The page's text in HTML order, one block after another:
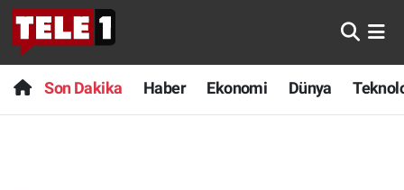
Son Dakika Haber Ekonomi Dünya
Anında Manşet
Başka Sohbetler
Son Dakika
Haber
Nöbetçi Eczaneler
Hava Durumu